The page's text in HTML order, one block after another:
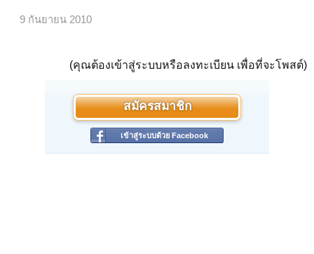
9 กันยายน 2010
(คุณต้องเข้าสู่ระบบหรือลงทะเบียน เพื่อที่จะโพสต์)
สมัครสมาชิก
เข้าสู่ระบบด้วย Facebook